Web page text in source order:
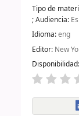
Tipo de
; Audiencia:
Idioma:eng
Editor: New
Disponibilidad: